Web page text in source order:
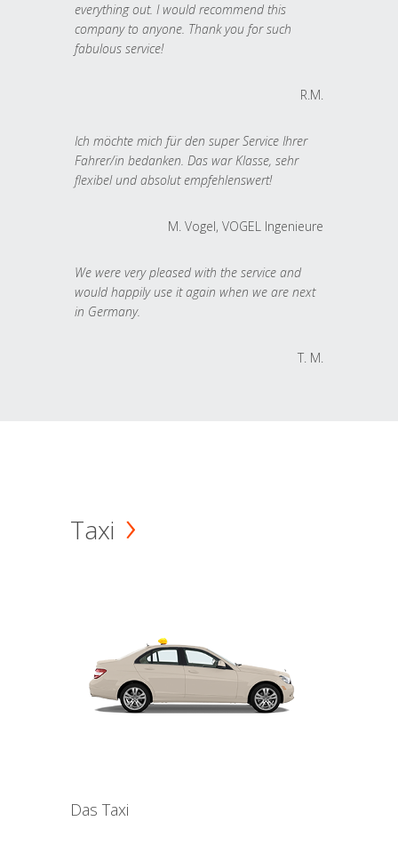
everything out. I would recommend this
company to anyone. Thank you for such
fabulous service!
R.M.
Ich möchte mich für den super Service Ihrer
Fahrer/in bedanken. Das war Klasse, sehr
flexibel und absolut empfehlenswert!
M. Vogel, VOGEL Ingenieure
We were very pleased with the service and
would happily use it again when we are next
in Germany.
T. M.
Taxi
Das Taxi